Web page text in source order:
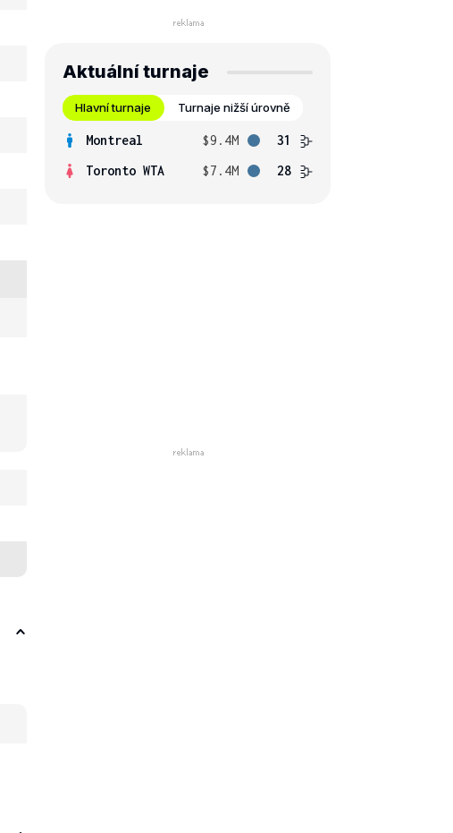
Aktuální turnaje
Hlavní turnaje Turnaje nižší úrovně
Montreal $9.4M
31
Toronto WTA
$7.4M 28